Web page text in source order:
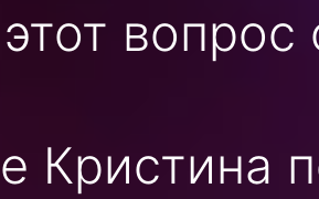
вопрос
Кристина